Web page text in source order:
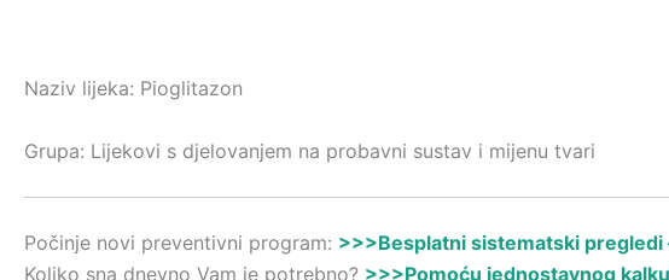
Naziv lijeka: Pioglitazon
Grupa: Lijekovi s djelovanjem na probavni sustav i mijenu tvari
Počinje novi preventivni program: >>>Besplatni sistematski pregledi
Koliko sna dnevno Vam je potrebno? >>>Pomoću jednostavnog